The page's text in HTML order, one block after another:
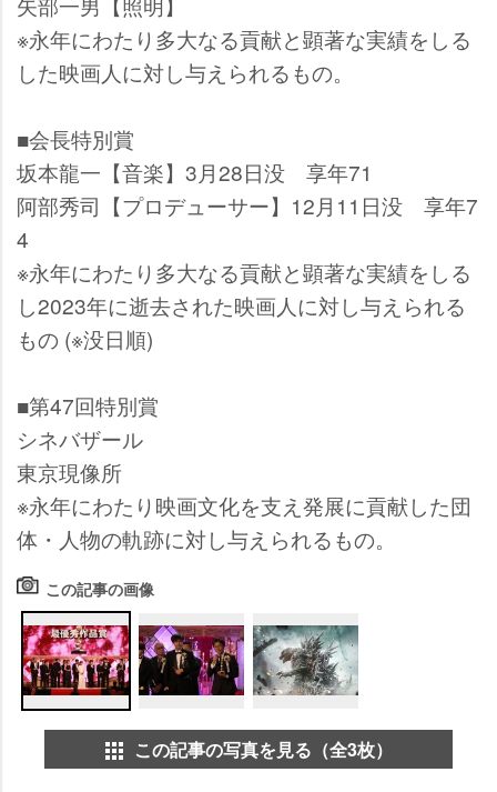
※永年にわたり多大なる貢献と顕著な実績をしる
した映画人に対し与えられるもの。
■会長特別賞
坂本龍一【音楽】3月28日没 享年71
阿部秀司【プロデューサー】12月11日没 享年7
4
※永年にわたり多大なる貢献と顕著な実績をしる
し2023年に逝去された映画人に対し与えられる
もの (※没日順)
■第47回特別賞
シネバザール
東京現像所
※永年にわたり映画文化を支え発展に貢献した団
体・人物の軌跡に対し与えられるもの。
この記事の画像
この記事の写真を見る（全3枚）